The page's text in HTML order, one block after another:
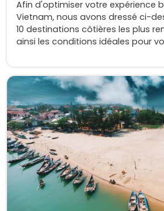
Afin d'optimiser votre expérience
Vietnam, nous avons dressé ci-
10 destinations côtières les plus
ainsi les conditions idéales pour